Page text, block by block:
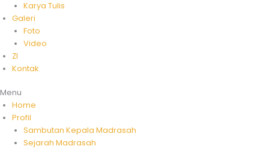
Karya Tulis
Galeri
Foto
Video
ZI
Kontak
Menu
Home
Profil
Sambutan Kepala Madrasah
Sejarah Madrasah